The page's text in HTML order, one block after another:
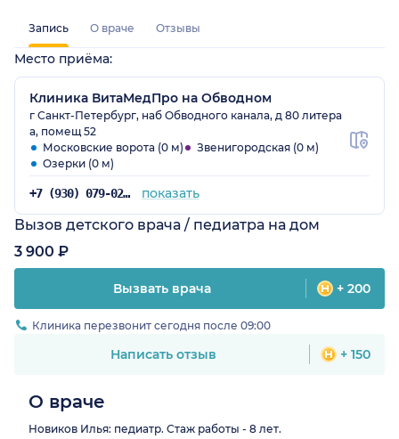
Запись О враче Отзывы
Место приёма:
Клиника ВитаМедПро на Обводном
г Санкт-Петербург, наб Обводного канала, д 80 литера
а, помещ 52
Московские ворота (0 м)
Звенигородская (0 м)
Озерки (0 м)
+7 (930) 079-02-43 показать
Вызов детского врача / педиатра на дом
3 900 ₽
Вызвать врача + 200
Клиника перезвонит сегодня после 09:00
Написать отзыв + 150
О враче
Новиков Илья: педиатр. Стаж работы - 8 лет.